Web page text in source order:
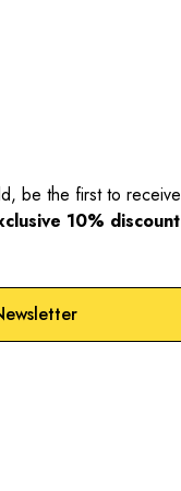
be the first to receive
10% discount